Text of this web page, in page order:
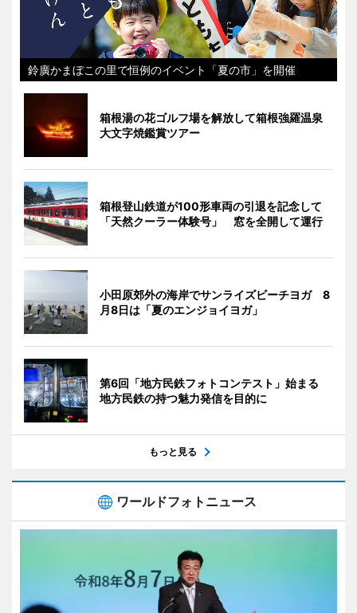
鈴廣かまぼこの里で恒例のイベント「夏の市」を開催
箱根湯の花ゴルフ場を解放して箱根強羅温泉
大文字焼鑑賞ツアー
箱根登山鉄道が100形車両の引退を記念して
「天然クーラー体験号」 窓を全開して運行
小田原郊外の海岸でサンライズビーチヨガ 8
月8日は「夏のエンジョイヨガ」
第6回「地方民鉄フォトコンテスト」始まる
地方民鉄の持つ魅力発信を目的に
もっと見る
ワールドフォトニュース